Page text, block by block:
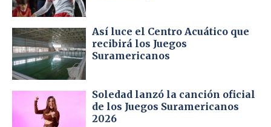
Así luce el Centro Acuático que
recibirá los Juegos
Suramericanos
Soledad lanzó la canción oficial
de los Juegos Suramericanos
2026